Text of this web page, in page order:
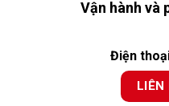
Vận hành và
Điện
LIÊN